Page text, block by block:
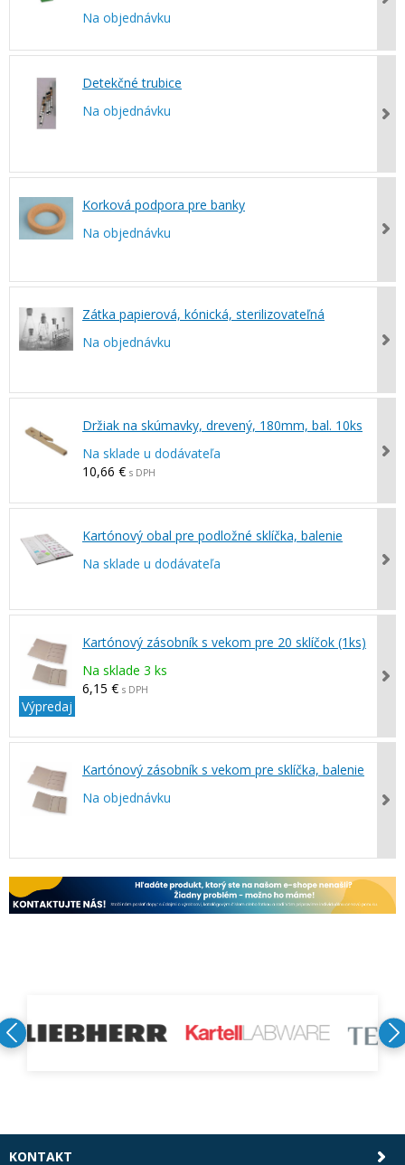
Na objednávku
Detekčné trubice
Na objednávku
Korková podpora pre banky
Na objednávku
Zátka papierová, kónická, sterilizovateľná
Na objednávku
Držiak na skúmavky, drevený, 180mm, bal. 10ks
Na sklade u dodávateľa
10,66 € s DPH
Kartónový obal pre podložné sklíčka, balenie
Na sklade u dodávateľa
Výpredaj
Kartónový zásobník s vekom pre 20 sklíčok (1ks)
Na sklade 3 ks
6,15 € s DPH
Kartónový zásobník s vekom pre sklíčka, balenie
Na objednávku
KONTAKT